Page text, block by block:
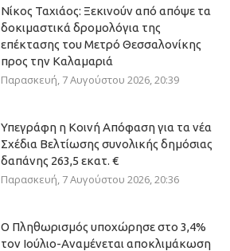
Νίκος Ταχιάος: Ξεκινούν από απόψε τα
δοκιμαστικά δρομολόγια της
επέκτασης του Μετρό Θεσσαλονίκης
προς την Καλαμαριά
Παρασκευή, 7 Αυγούστου 2026, 20:39
Υπεγράφη η Κοινή Απόφαση για τα νέα
Σχέδια Βελτίωσης συνολικής δημόσιας
δαπάνης 263,5 εκατ. €
Παρασκευή, 7 Αυγούστου 2026, 20:36
Ο Πληθωρισμός υποχώρησε στο 3,4%
τον Ιούλιο-Αναμένεται αποκλιμάκωση